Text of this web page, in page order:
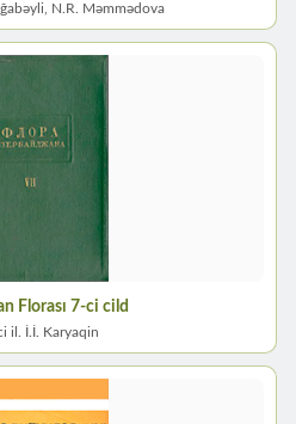
N.R. Məmmədova
Florası 7-ci cild
il. İ.İ. Karyaqin